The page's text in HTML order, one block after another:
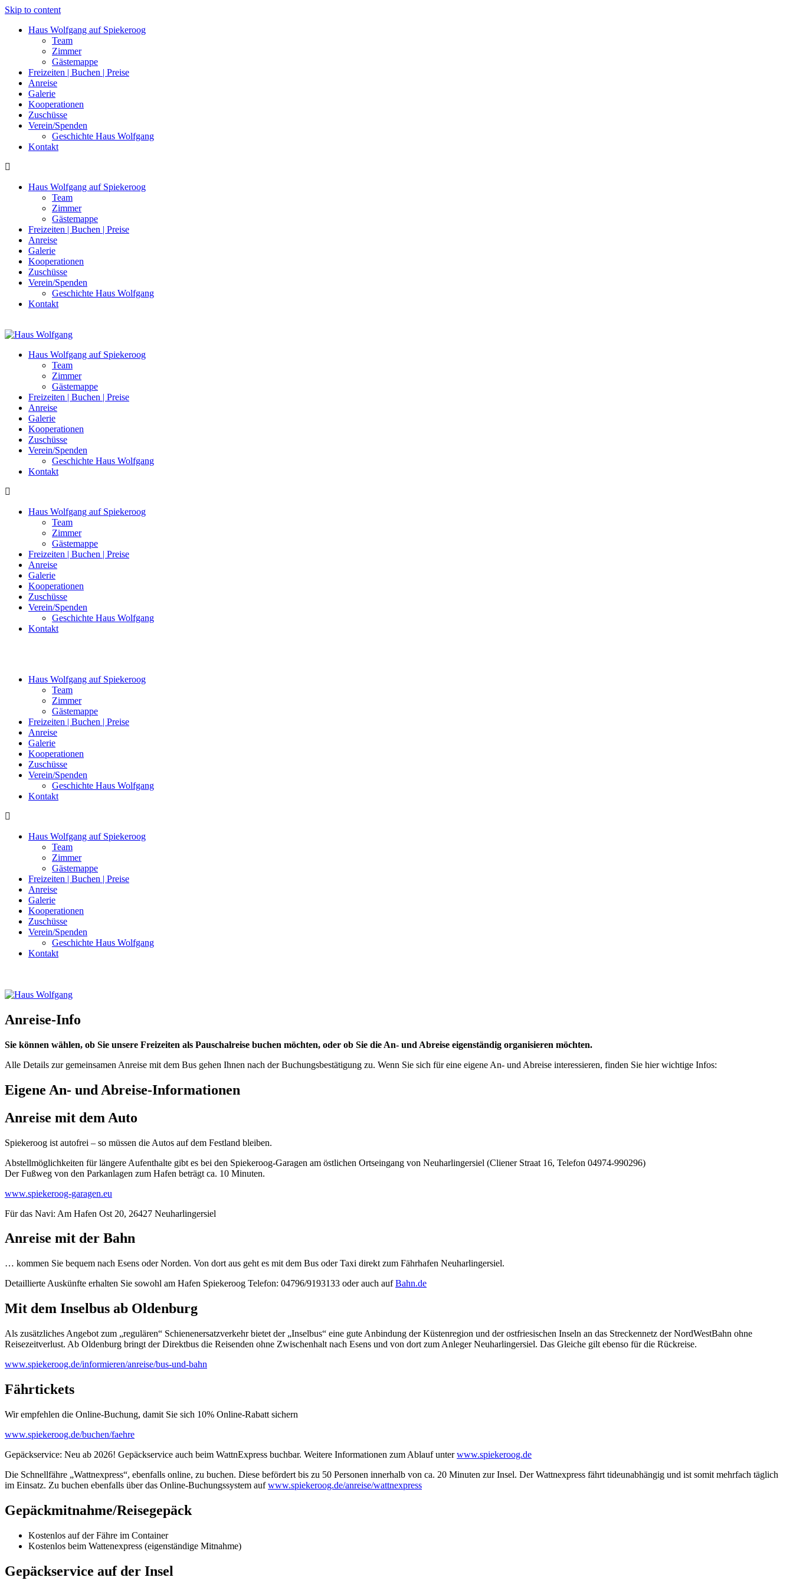
Skip to content
Haus Wolfgang auf Spiekeroog
Team
Zimmer
Gästemappe
Freizeiten | Buchen | Preise
Anreise
Galerie
Kooperationen
Zuschüsse
Verein/Spenden
Geschichte Haus Wolfgang
Kontakt
Haus Wolfgang auf Spiekeroog
Team
Zimmer
Gästemappe
Freizeiten | Buchen | Preise
Anreise
Galerie
Kooperationen
Zuschüsse
Verein/Spenden
Geschichte Haus Wolfgang
Kontakt
Haus Wolfgang auf Spiekeroog
Team
Zimmer
Gästemappe
Freizeiten | Buchen | Preise
Anreise
Galerie
Kooperationen
Zuschüsse
Verein/Spenden
Geschichte Haus Wolfgang
Kontakt
Haus Wolfgang auf Spiekeroog
Team
Zimmer
Gästemappe
Freizeiten | Buchen | Preise
Anreise
Galerie
Kooperationen
Zuschüsse
Verein/Spenden
Geschichte Haus Wolfgang
Kontakt
Haus Wolfgang auf Spiekeroog
Team
Zimmer
Gästemappe
Freizeiten | Buchen | Preise
Anreise
Galerie
Kooperationen
Zuschüsse
Verein/Spenden
Geschichte Haus Wolfgang
Kontakt
Haus Wolfgang auf Spiekeroog
Team
Zimmer
Gästemappe
Freizeiten | Buchen | Preise
Anreise
Galerie
Kooperationen
Zuschüsse
Verein/Spenden
Geschichte Haus Wolfgang
Kontakt
Anreise-Info
Sie können wählen, ob Sie unsere Freizeiten als Pauschalreise buchen möchten, oder ob Sie die An- und Abreise eigenständig organisieren möchten.
Alle Details zur gemeinsamen Anreise mit dem Bus gehen Ihnen nach der Buchungsbestätigung zu. Wenn Sie sich für eine eigene An- und Abreise interessieren, finden Sie hier wichtige Infos:
Eigene An- und Abreise-Informationen
Anreise mit dem Auto
Spiekeroog ist autofrei – so müssen die Autos auf dem Festland bleiben.
Abstellmöglichkeiten für längere Aufenthalte gibt es bei den Spiekeroog-Garagen am östlichen Ortseingang von Neuharlingersiel (Cliener Straat 16, Telefon 04974-990296)
Der Fußweg von den Parkanlagen zum Hafen beträgt ca. 10 Minuten.
www.spiekeroog-garagen.eu
Für das Navi: Am Hafen Ost 20, 26427 Neuharlingersiel
Anreise mit der Bahn
… kommen Sie bequem nach Esens oder Norden. Von dort aus geht es mit dem Bus oder Taxi direkt zum Fährhafen Neuharlingersiel.
Detaillierte Auskünfte erhalten Sie sowohl am Hafen Spiekeroog Telefon: 04796/9193133 oder auch aufBahn.de
Mit dem Inselbus ab Oldenburg
Als zusätzliches Angebot zum „regulären“ Schienenersatzverkehr bietet der „Inselbus“ eine gute Anbindung der Küstenregion und der ostfriesischen Inseln an das Streckennetz der NordWestBahn ohne
Reisezeitverlust. Ab Oldenburg bringt der Direktbus die Reisenden ohne Zwischenhalt nach Esens und von dort zum Anleger Neuharlingersiel. Das Gleiche gilt ebenso für die Rückreise.
www.spiekeroog.de/informieren/anreise/bus-und-bahn
Fährtickets
Wir empfehlen die Online-Buchung, damit Sie sich 10% Online-Rabatt sichern
www.spiekeroog.de/buchen/faehre
Gepäckservice: Neu ab 2026! Gepäckservice auch beim WattnExpress buchbar. Weitere Informationen zum Ablauf unterwww.spiekeroog.de
Die Schnellfähre „Wattnexpress“, ebenfalls online, zu buchen. Diese befördert bis zu 50 Personen innerhalb von ca. 20 Minuten zur Insel. Der Wattnexpress fährt tideunabhängig und ist somit mehrfach täglich
im Einsatz. Zu buchen ebenfalls über das Online-Buchungssystem auf www.spiekeroog.de/anreise/wattnexpress
Gepäckmitnahme/Reisegepäck
Kostenlos auf der Fähre im Container
Kostenlos beim Wattenexpress (eigenständige Mitnahme)
Gepäckservice auf der Insel